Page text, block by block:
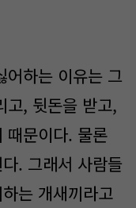
어하는 이유는 그
고, 뒷돈을 받고,
때문이다. 물론
. 그래서 사람들
는 개새끼라고